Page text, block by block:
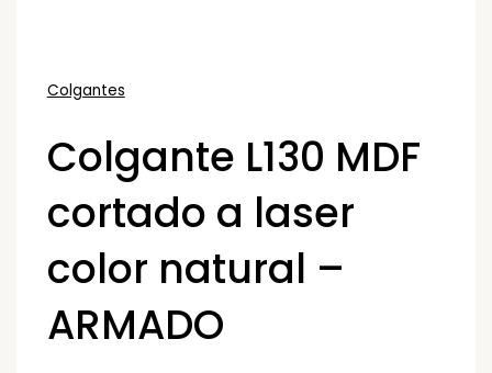
Colgantes
Colgante L130 MDF
cortado a laser
color natural –
ARMADO